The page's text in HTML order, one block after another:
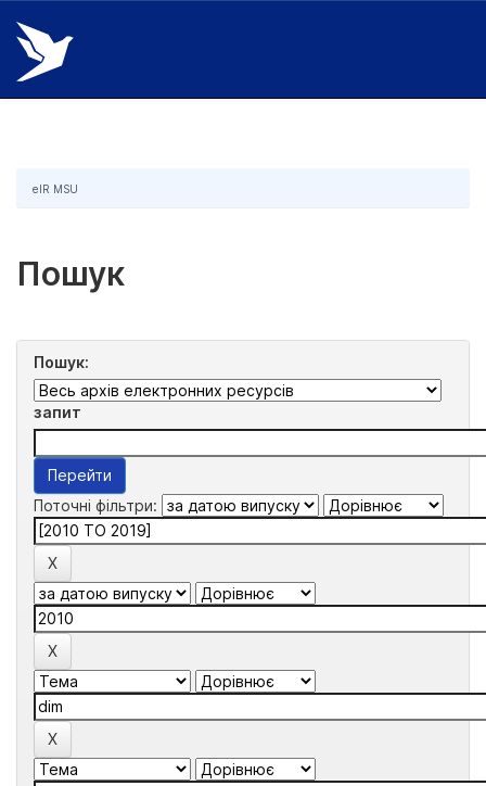
Skip
navigation
eIR MSU
Пошук
Пошук:
запит
Поточні фільтри: